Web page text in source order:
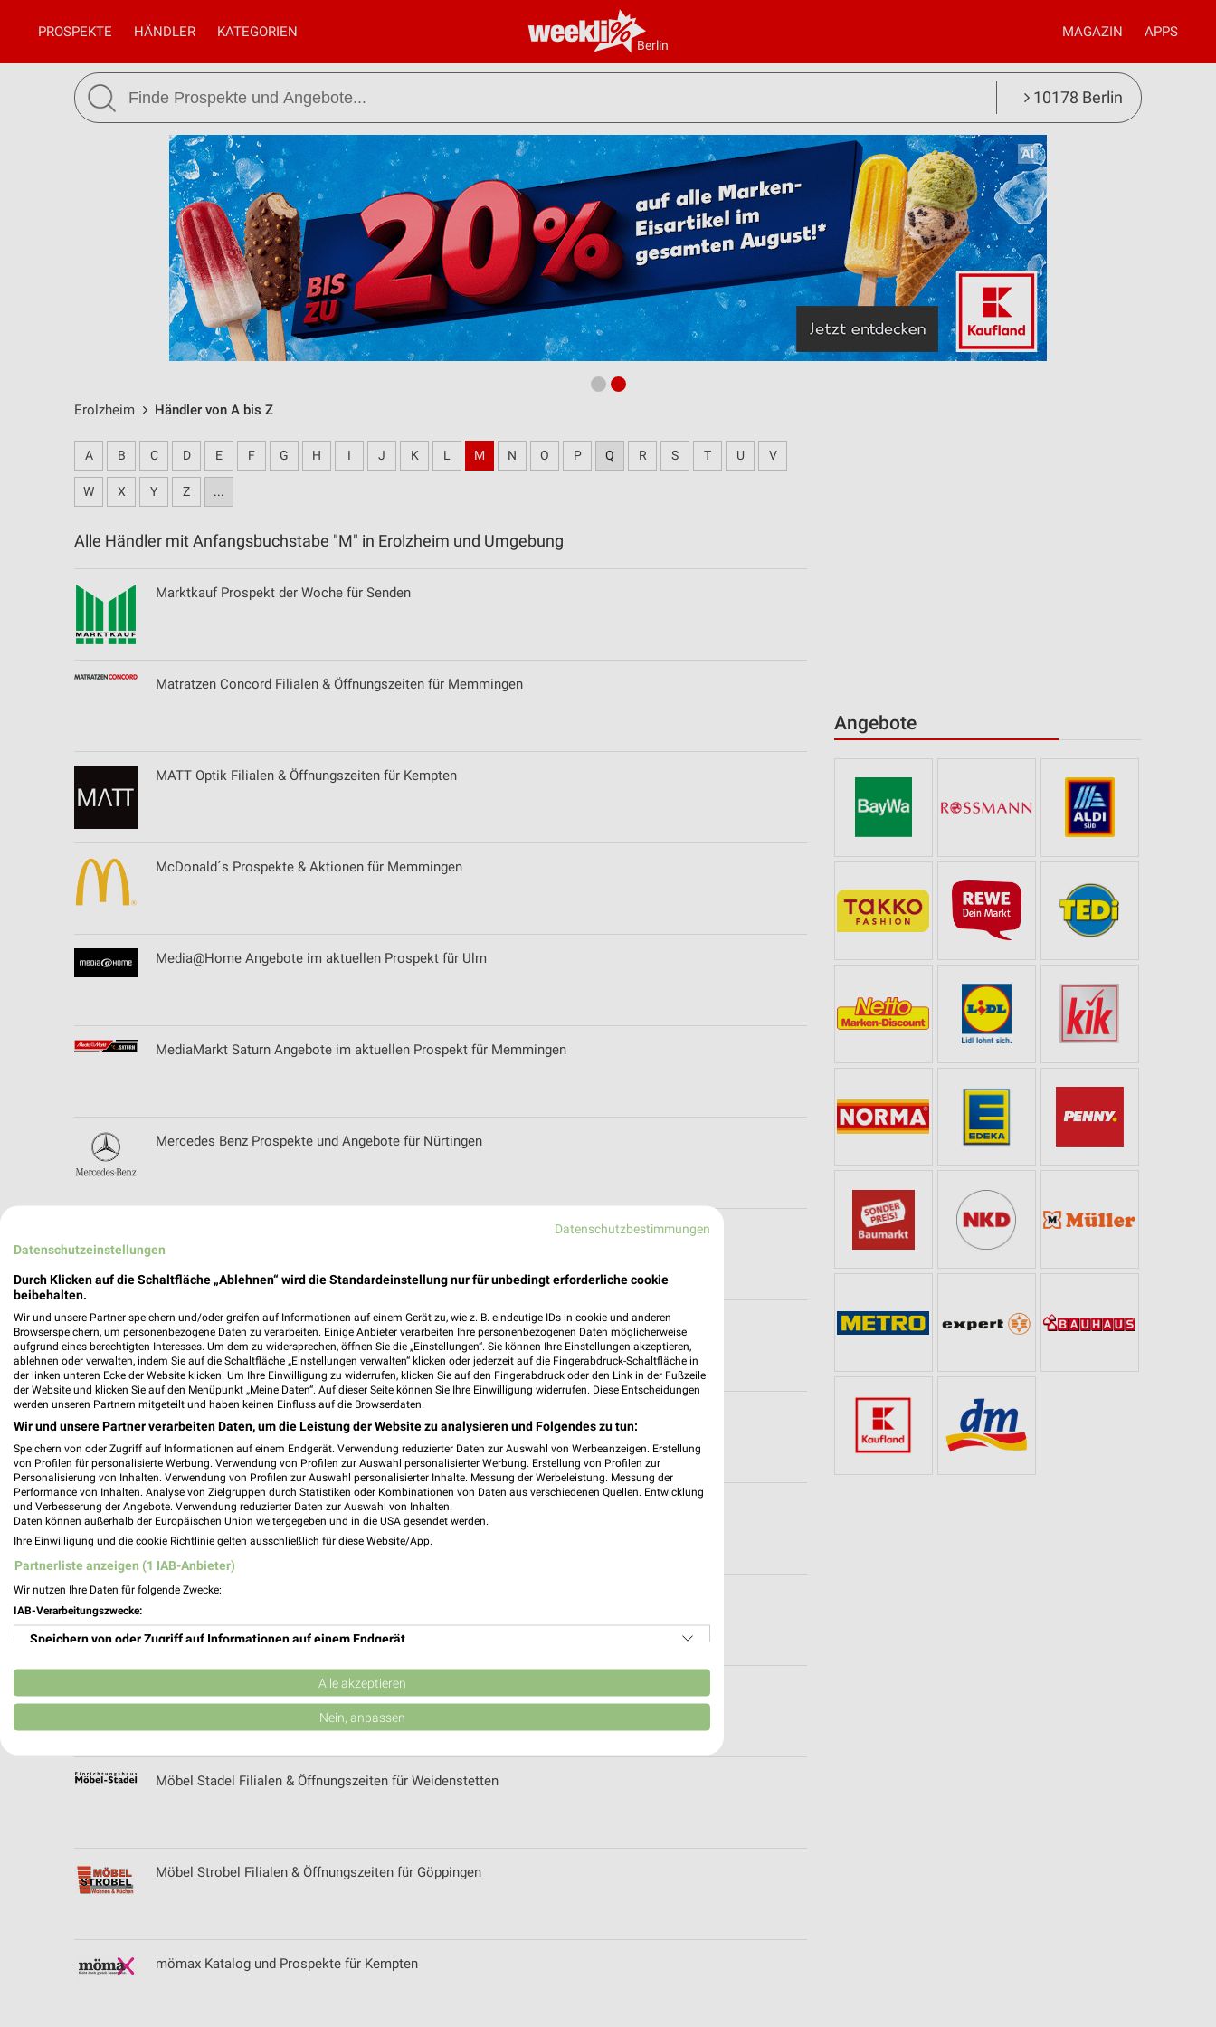
Berlin
PROSPEKTE HÄNDLER KATEGORIEN MAGAZIN APPS
10178 Berlin
Erolzheim Händler von A bis Z
Angebote
A B C D E F G H I J K L M N O P Q R S T U V
W X Y Z ...
Alle Händler mit Anfangsbuchstabe "M" in Erolzheim und Umgebung
Marktkauf Prospekt der Woche für Senden
Matratzen Concord Filialen & Öffnungszeiten für Memmingen
MATT Optik Filialen & Öffnungszeiten für Kempten
McDonald´s Prospekte & Aktionen für Memmingen
Media@Home Angebote im aktuellen Prospekt für Ulm
MediaMarkt Saturn Angebote im aktuellen Prospekt für Memmingen
Mercedes Benz Prospekte und Angebote für Nürtingen
Mix Markt Prospekt der Woche für Senden
Möbel Dahlmann Katalog und Prospekte
Möbel Inhofer Filialen & Öffnungszeiten für Senden
Möbel Rieger Katalog und Prospekte für Göppingen
Möbel Schmid Filialen & Öffnungszeiten für Donzdorf
Möbel Stadel Filialen & Öffnungszeiten für Weidenstetten
Möbel Strobel Filialen & Öffnungszeiten für Göppingen
mömax Katalog und Prospekte für Kempten
Datenschutzbestimmungen
Datenschutzeinstellungen
Durch Klicken auf die Schaltfläche „Ablehnen“ wird die Standardeinstellung nur für unbedingt erforderliche cookie
beibehalten.
Wir und unsere Partner speichern und/oder greifen auf Informationen auf einem Gerät zu, wie z. B. eindeutige IDs in cookie und anderen
Browserspeichern, um personenbezogene Daten zu verarbeiten. Einige Anbieter verarbeiten Ihre personenbezogenen Daten möglicherweise
aufgrund eines berechtigten Interesses. Um dem zu widersprechen, öffnen Sie die „Einstellungen“. Sie können Ihre Einstellungen akzeptieren,
ablehnen oder verwalten, indem Sie auf die Schaltfläche „Einstellungen verwalten“ klicken oder jederzeit auf die Fingerabdruck-Schaltfläche in
der linken unteren Ecke der Website klicken. Um Ihre Einwilligung zu widerrufen, klicken Sie auf den Fingerabdruck oder den Link in der Fußzeile
der Website und klicken Sie auf den Menüpunkt „Meine Daten“. Auf dieser Seite können Sie Ihre Einwilligung widerrufen. Diese Entscheidungen
werden unseren Partnern mitgeteilt und haben keinen Einfluss auf die Browserdaten.
Wir und unsere Partner verarbeiten Daten, um die Leistung der Website zu analysieren und Folgendes zu tun:
Speichern von oder Zugriff auf Informationen auf einem Endgerät. Verwendung reduzierter Daten zur Auswahl von Werbeanzeigen. Erstellung
von Profilen für personalisierte Werbung. Verwendung von Profilen zur Auswahl personalisierter Werbung. Erstellung von Profilen zur
Personalisierung von Inhalten. Verwendung von Profilen zur Auswahl personalisierter Inhalte. Messung der Werbeleistung. Messung der
Performance von Inhalten. Analyse von Zielgruppen durch Statistiken oder Kombinationen von Daten aus verschiedenen Quellen. Entwicklung
und Verbesserung der Angebote. Verwendung reduzierter Daten zur Auswahl von Inhalten.
Daten können außerhalb der Europäischen Union weitergegeben und in die USA gesendet werden.
Ihre Einwilligung und die cookie Richtlinie gelten ausschließlich für diese Website/App.
Partnerliste anzeigen (1 IAB-Anbieter)
Wir nutzen Ihre Daten für folgende Zwecke:
IAB-Verarbeitungszwecke:
Speichern von oder Zugriff auf Informationen auf einem Endgerät
Verwendung reduzierter Daten zur Auswahl von Werbeanzeigen
Erstellung von Profilen für personalisierte Werbung
Erstellung von Profilen zur Personalisierung von Inhalten
Messung der Performance von Inhalten
Alle akzeptieren
Nein, anpassen